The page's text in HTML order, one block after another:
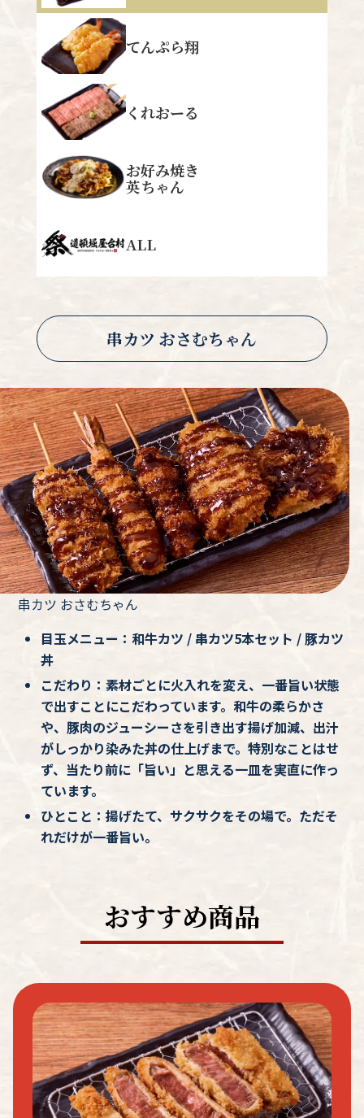
てんぷら翔
くれおーる
お好み焼き
英ちゃん
ALL
串カツ おさむちゃん
串カツ おさむちゃん
目玉メニュー：和牛カツ / 串カツ5本セット / 豚カツ
丼
こだわり：素材ごとに火入れを変え、一番旨い状態
で出すことにこだわっています。和牛の柔らかさ
や、豚肉のジューシーさを引き出す揚げ加減、出汁
がしっかり染みた丼の仕上げまで。特別なことはせ
ず、当たり前に「旨い」と思える一皿を実直に作っ
ています。
ひとこと：揚げたて、サクサクをその場で。ただそ
れだけが一番旨い。
おすすめ商品